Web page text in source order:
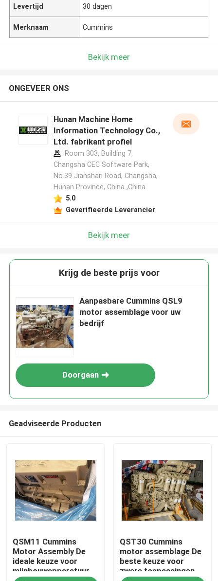
Huis
Levertijd 30 dagen
Merknaam Cummins
Bekijk meer
ONGEVEER ONS
Hunan Machine Home
Information Technology Co.,
Ltd. fabrikant profiel
Room 303, Building 7,
Changsha CEC Software Park,
No.39 Jianshan Road, Changsha,
Hunan Province, China ,China
5.0
Geverifieerde Leverancier
Bekijk meer
Krijg de beste prijs voor
Aanpasbare Cummins QSL9
motor assemblage voor uw
bedrijf
Doorgaan
Geadviseerde Producten
QSM11 Cummins
Motor Assembly De
ideale keuze voor
mijnbouwapparatuur
QST30 Cummins
motor assemblage De
beste keuze voor
zware toepassingen